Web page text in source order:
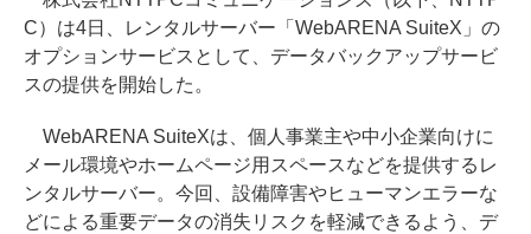
C）は4日、レンタルサーバー「WebARENA SuiteX」の
オプションサービスとして、データバックアップサービ
スの提供を開始した。
WebARENA SuiteXは、個人事業主や中小企業向けに
メール環境やホームページ用スペースなどを提供するレ
ンタルサーバー。今回、設備障害やヒューマンエラーな
どによる重要データの消失リスクを軽減できるよう、デ